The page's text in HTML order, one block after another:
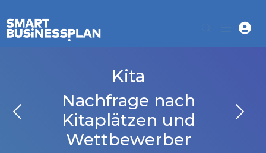
Kita
Nachfrage nach
Kitaplätzen und
Wettbewerber